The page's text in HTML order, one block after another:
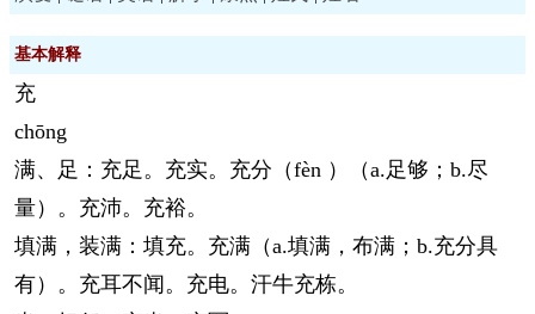
基本解释
充
chōng
满、足：充足。充实。充分（fèn ）（a.足够；b.尽
量）。充沛。充裕。
填满，装满：填充。充满（a.填满，布满；b.充分具
有）。充耳不闻。充电。汗牛充栋。